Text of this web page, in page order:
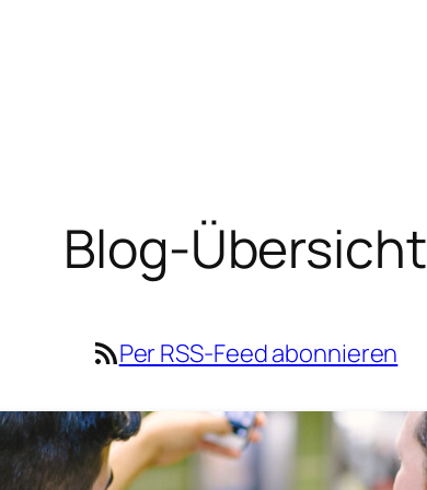
Blog-Übersicht
RSS-Feed
Per RSS-Feed abonnieren